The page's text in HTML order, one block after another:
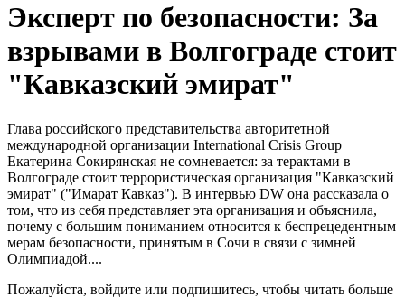
Эксперт по безопасности: За
взрывами в Волгограде стоит
"Кавказский эмират"
Глава российского представительства авторитетной
международной организации International Crisis Group
Екатерина Сокирянская не сомневается: за терактами в
Волгограде стоит террористическая организация "Кавказский
эмират" ("Имарат Кавказ"). В интервью DW она рассказала о
том, что из себя представляет эта организация и объяснила,
почему с большим пониманием относится к беспрецедентным
мерам безопасности, принятым в Сочи в связи с зимней
Олимпиадой....
Пожалуйста, войдите или подпишитесь, чтобы читать больше